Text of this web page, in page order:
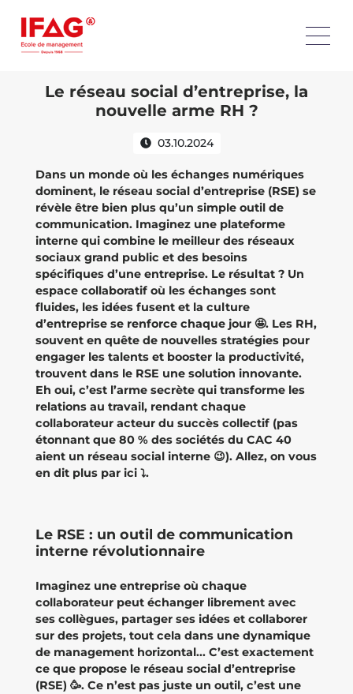
Le réseau social d’entreprise, la
nouvelle arme RH ?
03.10.2024
Dans un monde où les échanges numériques
dominent, le réseau social d’entreprise (RSE) se
révèle être bien plus qu’un simple outil de
communication. Imaginez une plateforme
interne qui combine le meilleur des réseaux
sociaux grand public et des besoins
spécifiques d’une entreprise. Le résultat ? Un
espace collaboratif où les échanges sont
fluides, les idées fusent et la culture
d’entreprise se renforce chaque jour 🤩. Les RH,
souvent en quête de nouvelles stratégies pour
engager les talents et booster la productivité,
trouvent dans le RSE une solution innovante.
Eh oui, c’est l’arme secrète qui transforme les
relations au travail, rendant chaque
collaborateur acteur du succès collectif (pas
étonnant que 80 % des sociétés du CAC 40
aient un réseau social interne 😉). Allez, on vous
en dit plus par ici ⤵️.
Le RSE : un outil de communication
interne révolutionnaire
Imaginez une entreprise où chaque
collaborateur peut échanger librement avec
ses collègues, partager ses idées et collaborer
sur des projets, tout cela dans une dynamique
de management horizontal... C’est exactement
ce que propose le réseau social d’entreprise
(RSE) 🥳. Ce n’est pas juste un outil, c’est une